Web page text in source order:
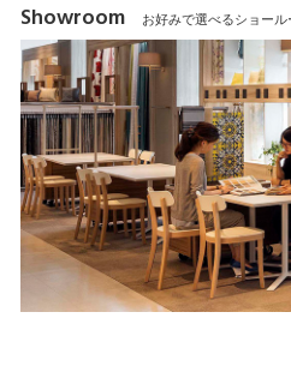
Showroom お好みで選べるショール